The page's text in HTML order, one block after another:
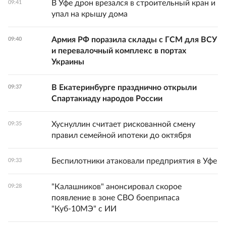
09:41
В Уфе дрон врезался в строительный кран и
упал на крышу дома
09:40
Армия РФ поразила склады с ГСМ для ВСУ
и перевалочный комплекс в портах
Украины
09:37
В Екатеринбурге празднично открыли
Спартакиаду народов России
09:35
Хуснуллин считает рискованной смену
правил семейной ипотеки до октября
09:33 Беспилотники атаковали предприятия в Уфе
09:28
"Калашников" анонсировал скорое
появление в зоне СВО боеприпаса
"Куб-10МЭ" с ИИ